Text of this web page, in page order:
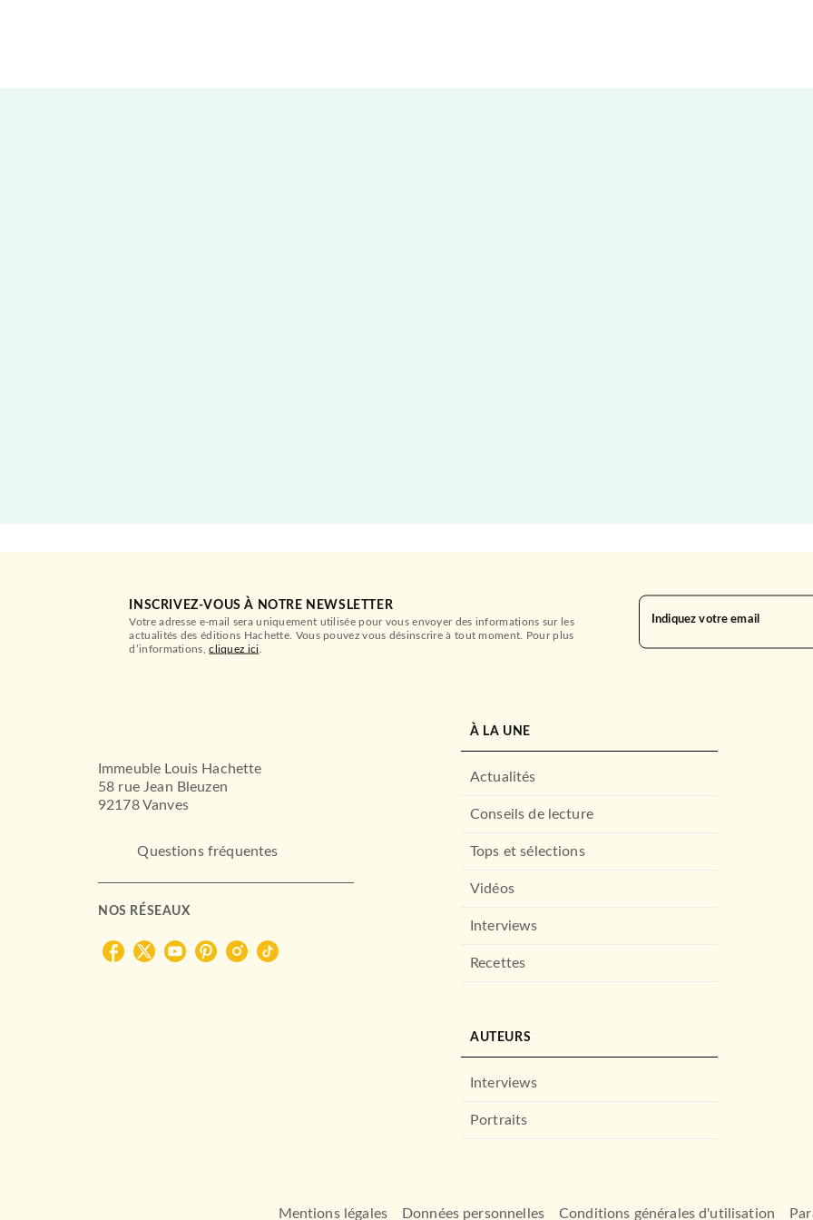
Rêver en grand
Emma Dodd
INSCRIVEZ-VOUS À NOTRE NEWSLETTER
Votre adresse e-mail sera uniquement utilisée pour vous envoyer des informations sur les
actualités des éditions Hachette. Vous pouvez vous désinscrire à tout moment. Pour plus
d’informations,cliquez ici
Indiquez votre email
Immeuble Louis Hachette
58 rue Jean Bleuzen
92178 Vanves
Questions fréquentes
NOS RÉSEAUX
À LA UNE
Actualités
Conseils de lecture
Tops et sélections
Vidéos
Interviews
Recettes
AUTEURS
Interviews
Portraits
Mentions légales Données personnelles Conditions générales d'utilisation